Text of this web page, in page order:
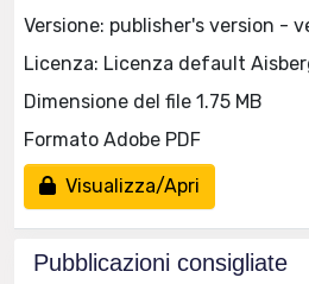
Versione: publisher's version -
Licenza: Licenza default
Dimensione del file 1.75 MB
Formato Adobe PDF
Visualizza/Apri
Pubblicazioni consigliate